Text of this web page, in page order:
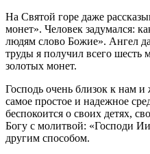
На Святой горе даже
монет». Человек задумался:
людям слово Божие». Ангел
труды я получил всего
золотых монет.
Господь очень близок к нам
самое простое и надежное
беспокоится о своих детях,
Богу с молитвой: «Господи
другим способом.